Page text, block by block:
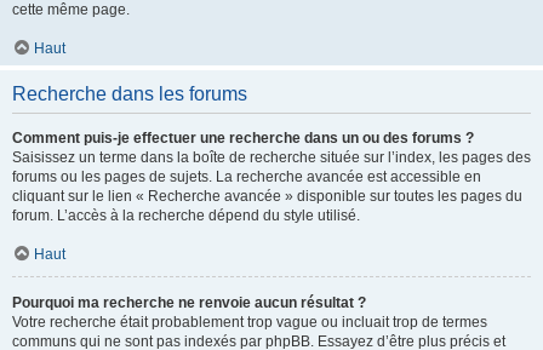
cette même page.
Haut
Recherche dans les forums
Comment puis-je effectuer une recherche dans un ou des forums ?
Saisissez un terme dans la boîte de recherche située sur l’index, les pages des
forums ou les pages de sujets. La recherche avancée est accessible en
cliquant sur le lien « Recherche avancée » disponible sur toutes les pages du
forum. L’accès à la recherche dépend du style utilisé.
Haut
Pourquoi ma recherche ne renvoie aucun résultat ?
Votre recherche était probablement trop vague ou incluait trop de termes
communs qui ne sont pas indexés par phpBB. Essayez d’être plus précis et